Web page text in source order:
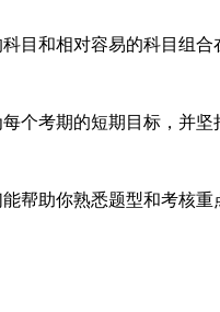
和相对容易的科目组合
考期的短期目标，并坚
助你熟悉题型和考核重